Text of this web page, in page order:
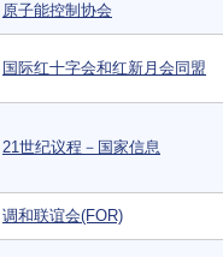
原子能控制协会
国际红十字会和红新月会同盟
21世纪议程－国家信息
调和联谊会(FOR)